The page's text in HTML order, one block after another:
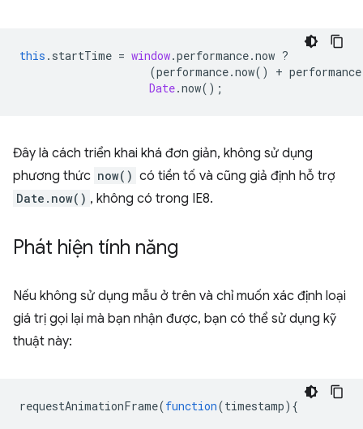
this . startTime = window.performance.now ?
(performance.now() + performance
Date.now();
Đây là cách triển khai khá đơn giản, không sử dụng
phương thức now() có tiền tố và cũng giả định hỗ trợ
Date.now() , không có trong IE8.
Phát hiện tính năng
Nếu không sử dụng mẫu ở trên và chỉ muốn xác định loại
giá trị gọi lại mà bạn nhận được, bạn có thể sử dụng kỹ
thuật này:
requestAnimationFrame(function(timestamp){